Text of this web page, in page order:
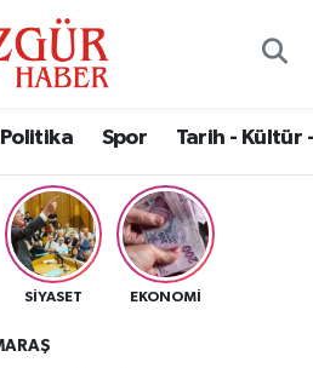
Politika Spor Tarih - Kültür
SIYASET EKONOMI
ve Fikstür